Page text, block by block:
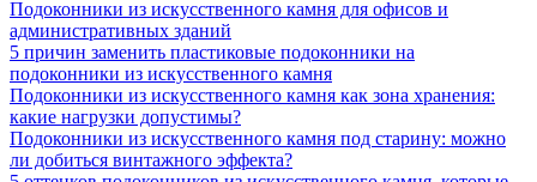
Подоконники из искусственного камня для офисов и
административных зданий
5 причин заменить пластиковые подоконники на
подоконники из искусственного камня
Подоконники из искусственного камня как зона хранения:
какие нагрузки допустимы?
Подоконники из искусственного камня под старину: можно
ли добиться винтажного эффекта?